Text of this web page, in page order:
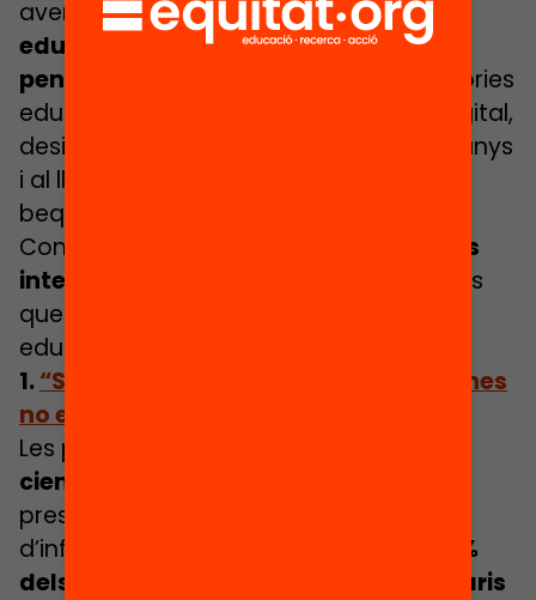
avenços assolits,el nostre sistema
educatiu té encara assignatures
pendents
: estancament de les trajectòries
educatives i abandonament, bretxa digital,
desigualtats d’accés a l’educació 0-3 anys
i al lleure, dèficits en la cobertura de
beques i en la despesa educativa…
Consulta en aquest
recull d’infografies
interactives
l’estat d’alguns dels àmbits
que cal impulsar per tenir un sistema
educatiu més equitatiu i de qualitat.
1.“Si ho deixem tot a la inèrcia, les nenes
no es dedicaran a la tecnologia”
Les professions vinculades a
científic i tecnològic
prestigioses i amb més capacitat
d’influència. Malgrat això,
només el 35%
dels matriculats en estudis universitaris